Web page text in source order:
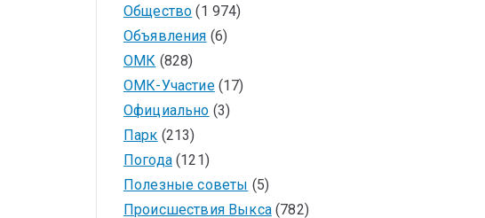
Общество (1 974)
Объявления (6)
ОМК (828)
ОМК-Участие(17)
Официально (3)
Парк (213)
Погода(121)
Полезные советы (5)
Происшествия Выкса(782)